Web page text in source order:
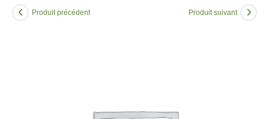
Produit précédent Produit suivant